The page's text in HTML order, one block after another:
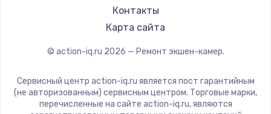
Заказать
1500 руб.
Заказать
Замена температурного датчика
Контакты
Карта сайта
© action-iq.ru 2026 — Ремонт экшен-камер.
Сервисный центр action-iq.ru является пост гарантийным
(не авторизованным) сервисным центром. Торговые марки,
перечисленные на сайте action-iq.ru, являются